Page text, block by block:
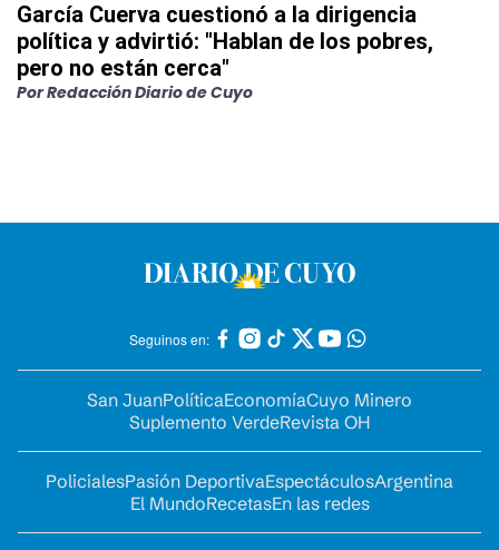
García Cuerva cuestionó a la dirigencia
política y advirtió: "Hablan de los pobres,
pero no están cerca"
PorRedacción Diario de Cuyo
Seguinos en:
San JuanPolíticaEconomíaCuyo Minero
Suplemento VerdeRevista OH
PolicialesPasión DeportivaEspectáculosArgentina
El MundoRecetasEn las redes